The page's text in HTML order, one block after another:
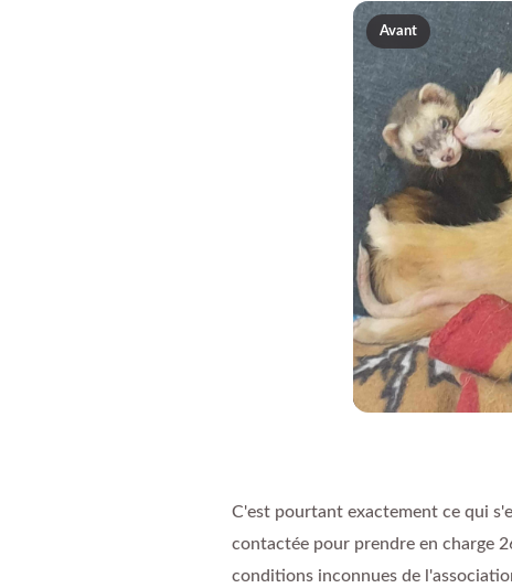
Avant
C'est pourtant exactement ce qui
contactée pour prendre en charge
conditions inconnues de